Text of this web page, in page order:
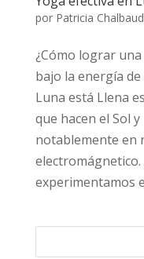
por Patricia Chalbaud
¿Cómo lograr
bajo la energía
Luna está Llena
que hacen el Sol
notablemente en
experimentamos